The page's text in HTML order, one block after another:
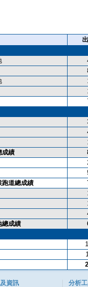
成績
跑道總成績
總成績
資訊 分析